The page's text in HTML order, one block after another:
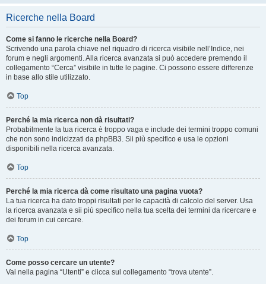
Ricerche nella Board
Come si fanno le ricerche nella Board?
Scrivendo una parola chiave nel riquadro di ricerca visibile nell’Indice, nei
forum e negli argomenti. Alla ricerca avanzata si può accedere premendo il
collegamento “Cerca” visibile in tutte le pagine. Ci possono essere differenze
in base allo stile utilizzato.
Top
Perché la mia ricerca non dà risultati?
Probabilmente la tua ricerca è troppo vaga e include dei termini troppo comuni
che non sono indicizzati da phpBB3. Sii più specifico e usa le opzioni
disponibili nella ricerca avanzata.
Top
Perché la mia ricerca dà come risultato una pagina vuota?
La tua ricerca ha dato troppi risultati per le capacità di calcolo del server. Usa
la ricerca avanzata e sii più specifico nella tua scelta dei termini da ricercare e
dei forum in cui cercare.
Top
Come posso cercare un utente?
Vai nella pagina “Utenti” e clicca sul collegamento “trova utente”.